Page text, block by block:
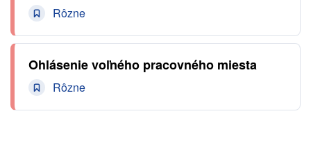
Rôzne
Ohlásenie voľného pracovného miesta
Rôzne